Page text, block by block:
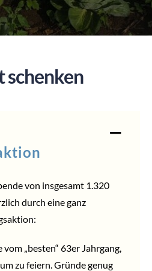
schenken
von insgesamt 1.320
durch eine ganz
„besten“ 63er Jahrgang,
zu feiern. Gründe genug